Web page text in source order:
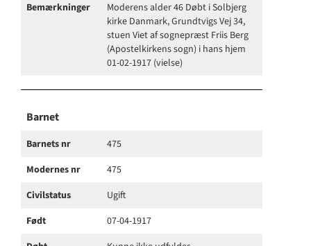
Bemærkninger
Moderens alder 46 Døbt i Solbjerg
kirke Danmark, Grundtvigs Vej 34,
stuen Viet af sognepræst Friis Berg
(Apostelkirkens sogn) i hans hjem
01-02-1917 (vielse)
Barnet
Barnets nr
475
Modernes nr
475
Civilstatus
Ugift
Født
07-04-1917